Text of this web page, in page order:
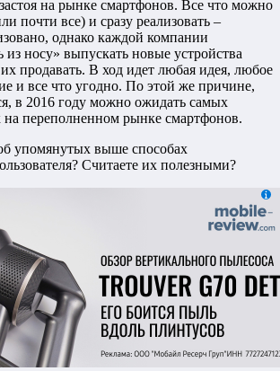
на рынке смартфонов. Все что можно
почти все) и сразу реализовать –
однако каждой компании
из носу» выпускать новые устройства
продавать. В ход идет любая идея, любое
и все что угодно. По этой же причине,
в 2016 году можно ожидать самых
переполненном рынке смартфонов.
упомянутых выше способах
Считаете их полезными?